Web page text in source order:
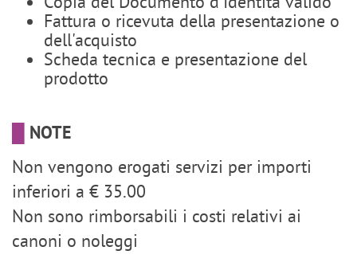
Fattura o ricevuta della presentazione o
dell'acquisto
Scheda tecnica e presentazione del
prodotto
NOTE
Non vengono erogati servizi per importi
inferiori a € 35.00
Non sono rimborsabili i costi relativi ai
canoni o noleggi